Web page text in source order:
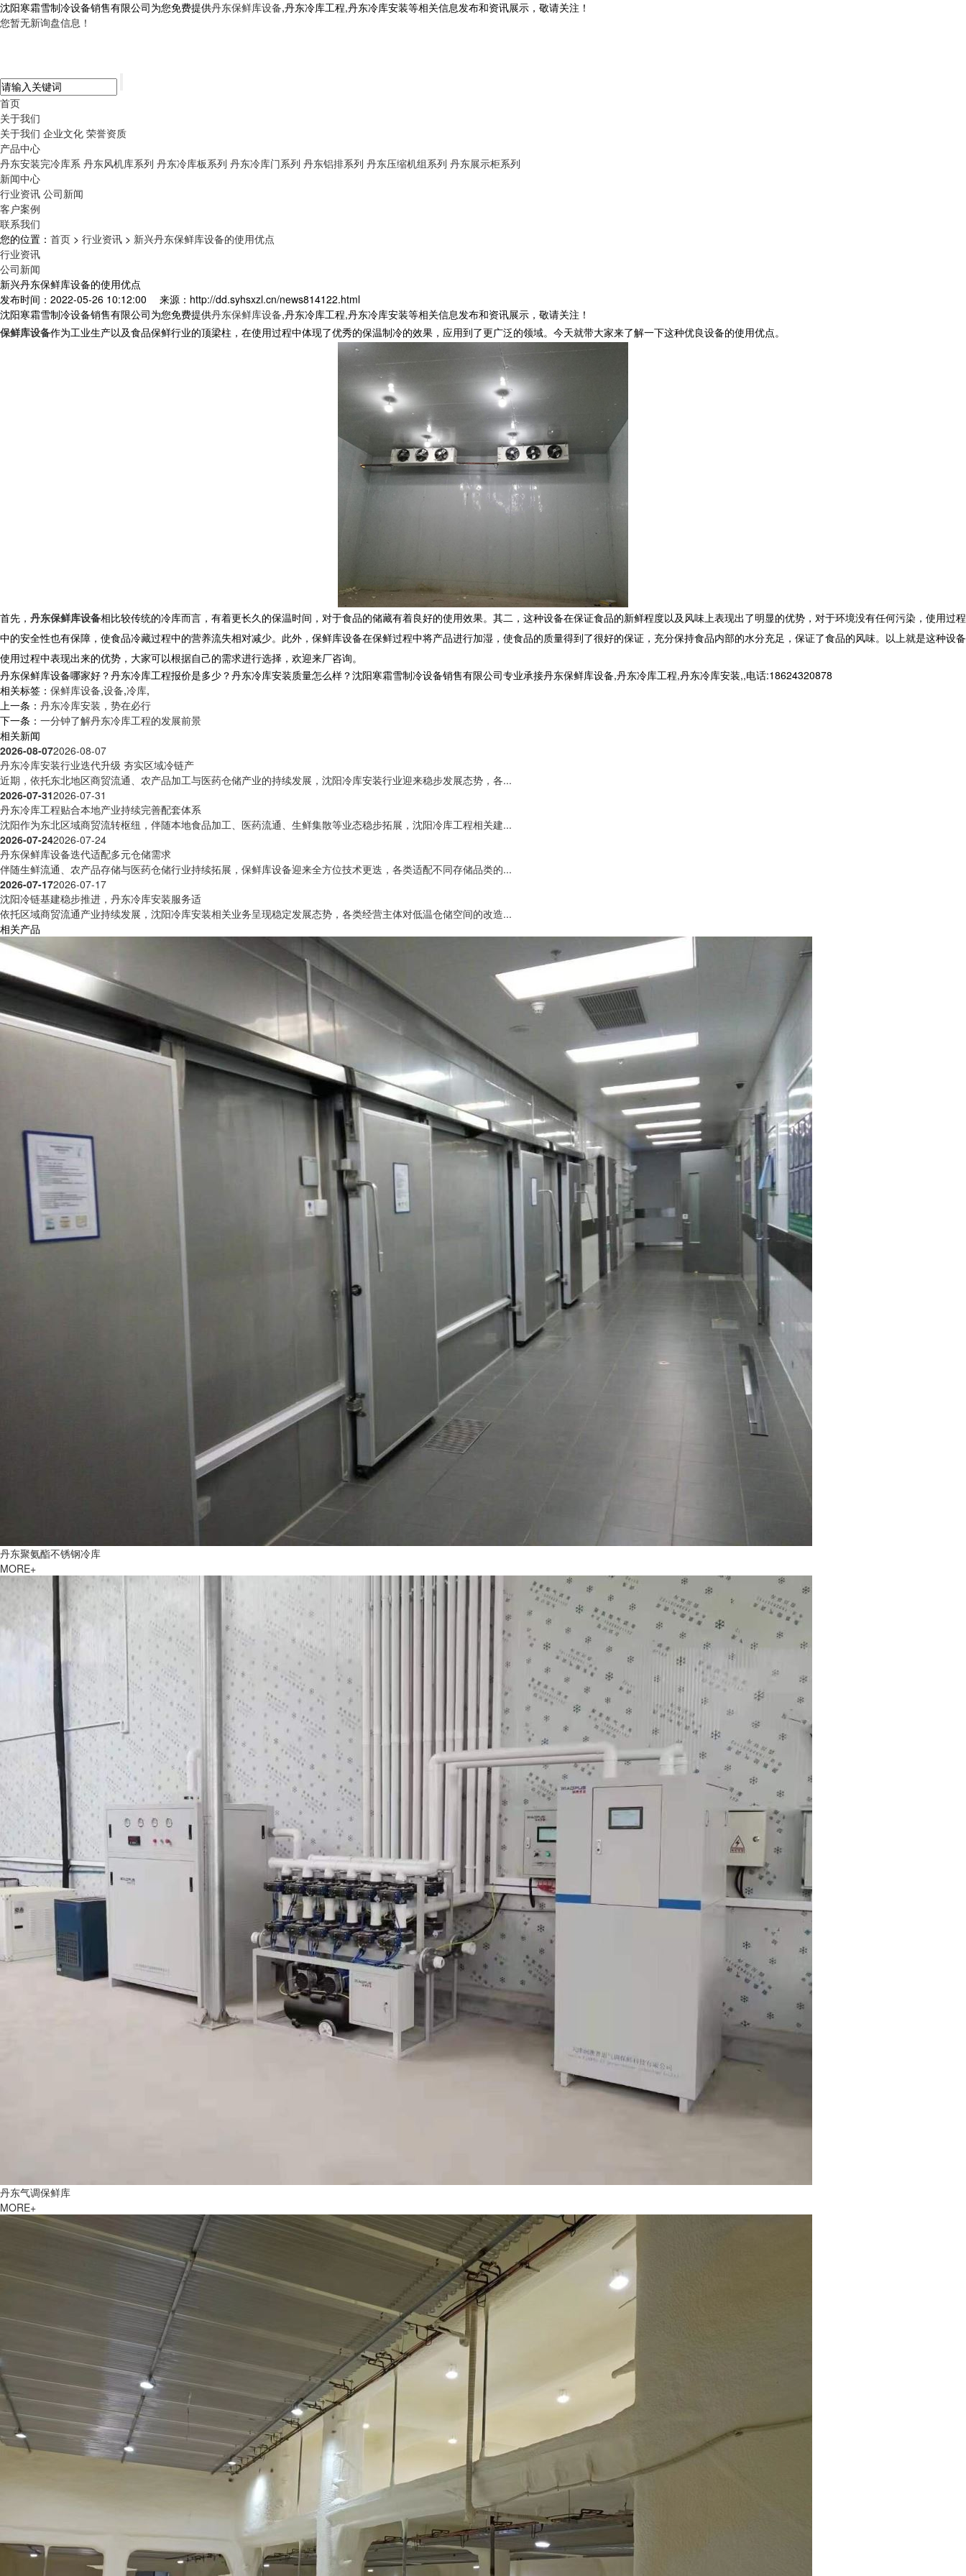
沈阳寒霜雪制冷设备销售有限公司为您免费提供丹东保鲜库设备,丹东冷库工程,丹东冷库安装等相关信息发布和资讯展示，敬请关注！
您暂无新询盘信息！
首页
关于我们
关于我们 企业文化 荣誉资质
产品中心
丹东安装完冷库系 丹东风机库系列 丹东冷库板系列 丹东冷库门系列 丹东铝排系列 丹东压缩机组系列 丹东展示柜系列
新闻中心
行业资讯 公司新闻
客户案例
联系我们
您的位置： 首页 > 行业资讯 > 新兴丹东保鲜库设备的使用优点
行业资讯
公司新闻
新兴丹东保鲜库设备的使用优点
发布时间：2022-05-26 10:12:00
来源：http://dd.syhsxzl.cn/news814122.html
沈阳寒霜雪制冷设备销售有限公司为您免费提供丹东保鲜库设备,丹东冷库工程,丹东冷库安装等相关信息发布和资讯展示，敬请关注！
保鲜库设备作为工业生产以及食品保鲜行业的顶梁柱，在使用过程中体现了优秀的保温制冷的效果，应用到了更广泛的领域。今天就带大家来了解一下这种优良设备的使用优点。
首先， 丹东保鲜库设备相比较传统的冷库而言，有着更长久的保温时间，对于食品的储藏有着良好的使用效果。其二，这种设备在保证食品的新鲜程度以及风味上表现出了明显的优势，对于环境没有任何污染，使用过程
中的安全性也有保障，使食品冷藏过程中的营养流失相对减少。此外，保鲜库设备在保鲜过程中将产品进行加湿，使食品的质量得到了很好的保证，充分保持食品内部的水分充足，保证了食品的风味。以上就是这种设备
使用过程中表现出来的优势，大家可以根据自己的需求进行选择，欢迎来厂咨询。
丹东保鲜库设备哪家好？丹东冷库工程报价是多少？丹东冷库安装质量怎么样？沈阳寒霜雪制冷设备销售有限公司专业承接丹东保鲜库设备,丹东冷库工程,丹东冷库安装,,电话:18624320878
相关标签： 保鲜库设备,设备,冷库,
上一条： 丹东冷库安装，势在必行
下一条： 一分钟了解丹东冷库工程的发展前景
相关新闻
2026-08-072026-08-07
丹东冷库安装行业迭代升级 夯实区域冷链产
近期，依托东北地区商贸流通、农产品加工与医药仓储产业的持续发展，沈阳冷库安装行业迎来稳步发展态势，各...
2026-07-312026-07-31
丹东冷库工程贴合本地产业持续完善配套体系
沈阳作为东北区域商贸流转枢纽，伴随本地食品加工、医药流通、生鲜集散等业态稳步拓展，沈阳冷库工程相关建...
2026-07-242026-07-24
丹东保鲜库设备迭代适配多元仓储需求
伴随生鲜流通、农产品存储与医药仓储行业持续拓展，保鲜库设备迎来全方位技术更迭，各类适配不同存储品类的...
2026-07-172026-07-17
沈阳冷链基建稳步推进，丹东冷库安装服务适
依托区域商贸流通产业持续发展，沈阳冷库安装相关业务呈现稳定发展态势，各类经营主体对低温仓储空间的改造...
相关产品
丹东聚氨酯不锈钢冷库
MORE+
丹东气调保鲜库
MORE+